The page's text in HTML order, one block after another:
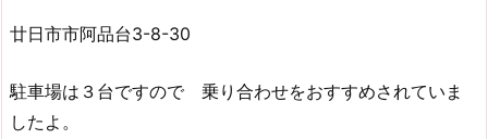
廿日市市阿品台3-8-30
駐車場は３台ですので 乗り合わせをおすすめされていま
したよ。